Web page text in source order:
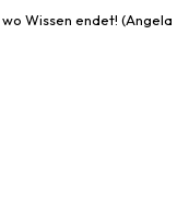
Wissen endet! (Angela